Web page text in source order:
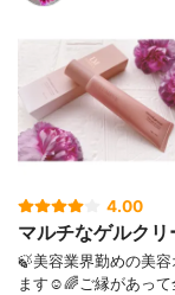
4.00
マルチなゲルク
🍃美容業界勤めの美
ます☺️🌈⁡⁡ご縁があって